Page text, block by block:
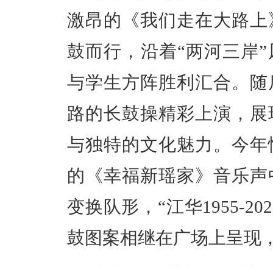
激昂的《我们走在大路
鼓而行，沿着“两河三岸
与学生方阵胜利汇合。
路的长鼓操精彩上演，
与独特的文化魅力。今
的《幸福新瑶家》音乐
变换队形，“江华1955-
鼓图案相继在广场上呈现